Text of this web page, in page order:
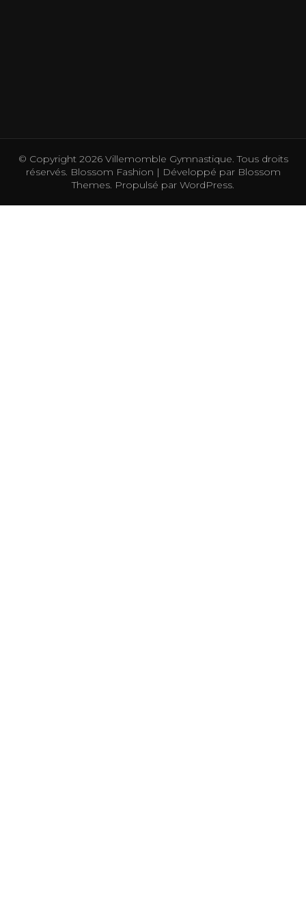
© Copyright 2026 Villemomble Gymnastique. Tous droits
réservés. Blossom Fashion | Développé parBlossom
Themes. Propulsé par WordPress.